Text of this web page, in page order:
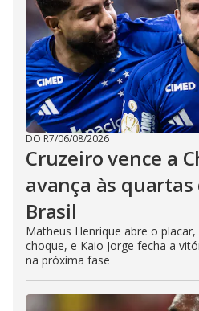
DO R7/06/08/2026
Cruzeiro vence a
avança às quartas
Brasil
Matheus Henrique abre o
choque, e Kaio Jorge fecha a
na próxima fase